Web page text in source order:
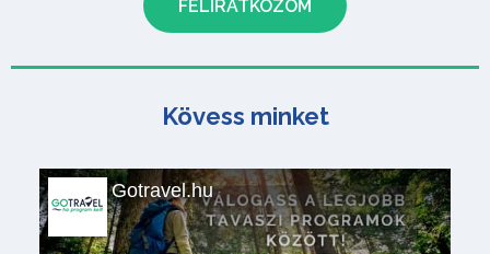
Kövess minket
Gotravel.hu